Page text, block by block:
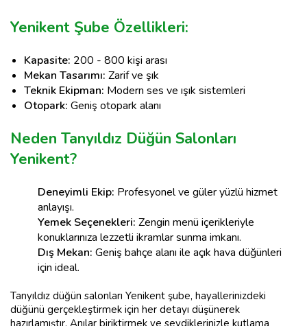
Yenikent Şube Özellikleri:
Kapasite: 200 - 800 kişi arası
Mekan Tasarımı: Zarif ve şık
Teknik Ekipman: Modern ses ve ışık sistemleri
Otopark: Geniş otopark alanı
Neden Tanyıldız Düğün Salonları
Yenikent?
Deneyimli Ekip: Profesyonel ve güler yüzlü hizmet
anlayışı.
Yemek Seçenekleri: Zengin menü içerikleriyle
konuklarınıza lezzetli ikramlar sunma imkanı.
Dış Mekan: Geniş bahçe alanı ile açık hava düğünleri
için ideal.
Tanyıldız düğün salonları Yenikent şube, hayallerinizdeki
düğünü gerçekleştirmek için her detayı düşünerek
hazırlamıştır. Anılar biriktirmek ve sevdiklerinizle kutlama